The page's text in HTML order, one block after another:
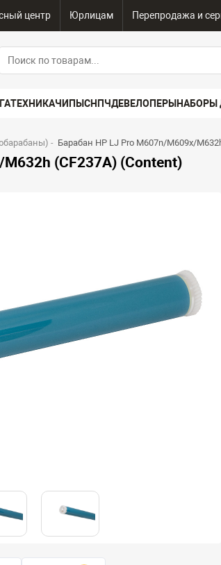
центр Юрлицам Перепродажа и
ТЕХНИКАЧИПЫСНПЧДЕВЕЛОПЕРЫ НАБОРЫ
- Барабан HP LJ Pro M607n/M609x/
(CF237A) (Content)